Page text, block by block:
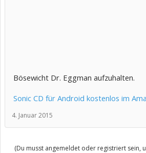
Bösewicht Dr. Eggman aufzuhalten.
Sonic CD für Android kostenlos im
4. Januar 2015
(Du musst angemeldet oder registriert sein,